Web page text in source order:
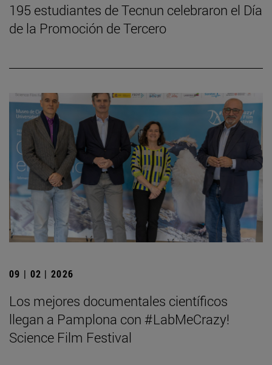
195 estudiantes de Tecnun celebraron el Día
de la Promoción de Tercero
09 | 02 | 2026
Los mejores documentales científicos
llegan a Pamplona con #LabMeCrazy!
Science Film Festival